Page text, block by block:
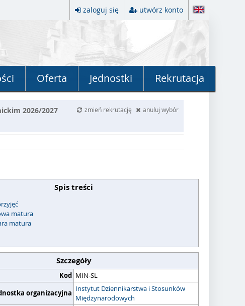
zaloguj się utwórz konto
Oferta Jednostki Rekrutacja
2026/2027 zmień rekrutację
anuluj wybór
Spis treści
matura
matura
Szczegóły
Kod MIN-SL
organizacyjna Instytut Dziennikarstwa i Stosunków
Międzynarodowych